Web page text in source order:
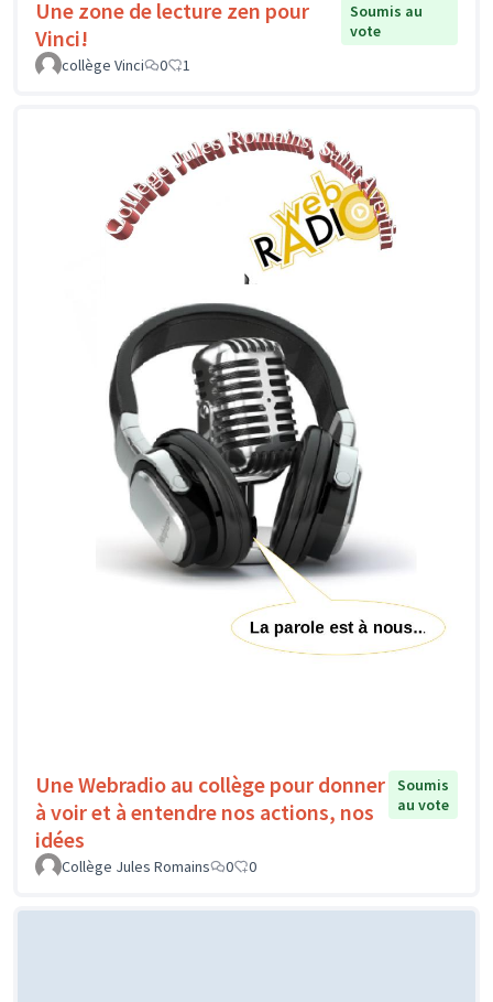
Une zone de lecture zen pour
Vinci!
Soumis au
vote
collège Vinci
0 1
Une Webradio au collège pour donner
à voir et à entendre nos actions, nos
idées
Soumis
au vote
Collège Jules Romains 0 0